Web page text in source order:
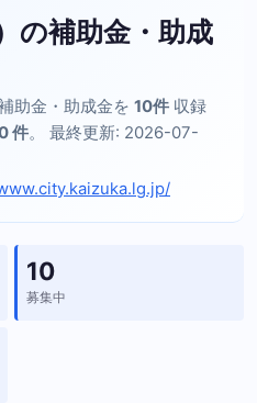
の補助金・助成
助金・助成金を 10件 収録
件。 最終更新: 2026-07-
10
募集中